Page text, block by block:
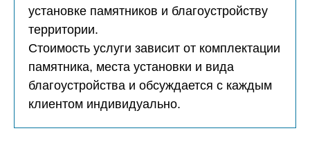
установке памятников и благоустройству
территории.
Стоимость услуги зависит от комплектации
памятника, места установки и вида
благоустройства и обсуждается с каждым
клиентом индивидуально.